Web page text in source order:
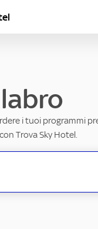
i tuoi programmi
Trova Sky Hotel.